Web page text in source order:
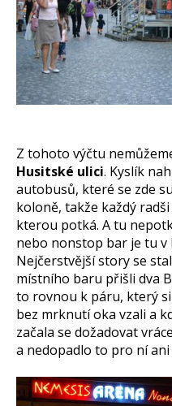
Z tohoto výčtu
Husitské ulici. Kyslík
autobusů, které se zde
koloně, takže každý
kterou potká. A tu
nebo nonstop bar je tu
Nejčerstvější story se
místního baru přišli dva
to rovnou k páru, který
bez mrknutí oka vzali a
začala se dožadovat
a nedopadlo to pro ní